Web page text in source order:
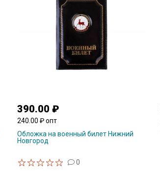
390.00 ₽
240.00 ₽ опт
Обложка на военный билет Нижний
Новгород
0